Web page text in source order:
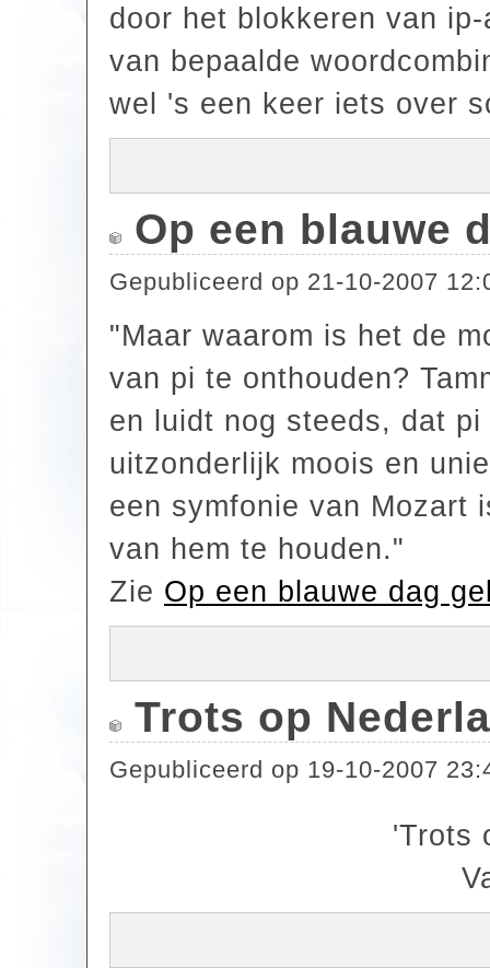
door het blokkeren van
van bepaalde
wel 's een keer iets over
Op een blauwe
Gepubliceerd op 21-10-2007
"Maar waarom is het de
van pi te onthouden?
en luidt nog steeds, dat
uitzonderlijk moois en
een symfonie van Mozart
van hem te houden."
Zie Op een blauwe dag
Trots op
Gepubliceerd op 19-10-2007
'Trots